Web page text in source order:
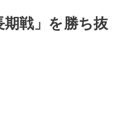
期戦」を勝ち抜